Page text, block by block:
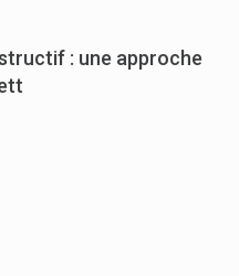
: une approche